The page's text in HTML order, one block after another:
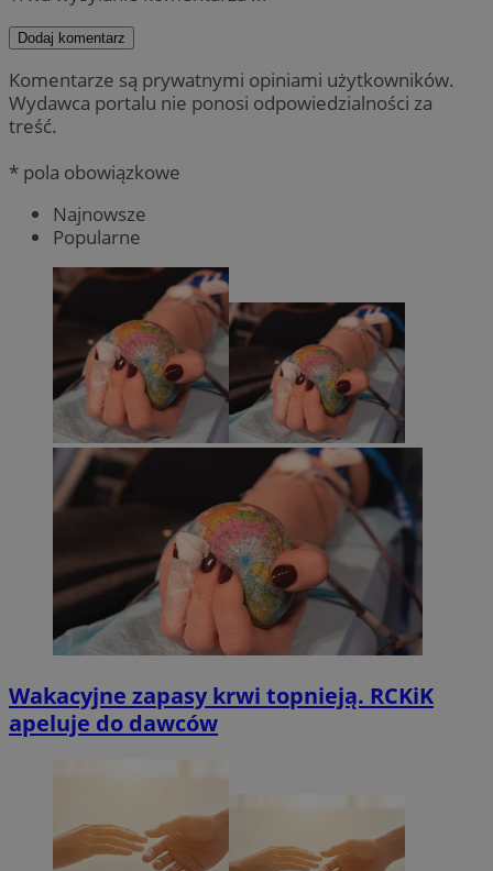
Dodaj komentarz
Komentarze są prywatnymi opiniami użytkowników.
Wydawca portalu nie ponosi odpowiedzialności za
treść.
* pola obowiązkowe
Najnowsze
Popularne
Wakacyjne zapasy krwi topnieją. RCKiK
apeluje do dawców